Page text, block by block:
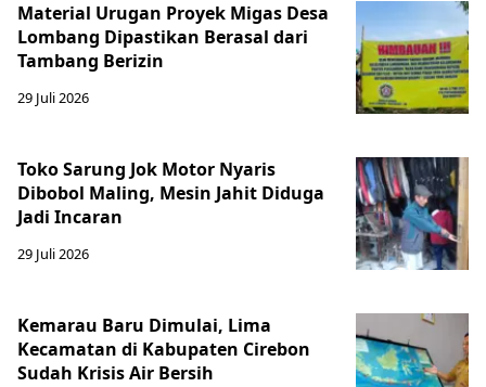
Material Urugan Proyek Migas Desa
Lombang Dipastikan Berasal dari
Tambang Berizin
29 Juli 2026
Toko Sarung Jok Motor Nyaris
Dibobol Maling, Mesin Jahit Diduga
Jadi Incaran
29 Juli 2026
Kemarau Baru Dimulai, Lima
Kecamatan di Kabupaten Cirebon
Sudah Krisis Air Bersih